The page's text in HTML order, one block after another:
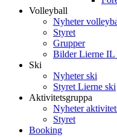
Volleyball
Nyheter
Styret
Grupper
Bilder Lierne IL
Ski
Nyheter ski
Styret Lierne ski
Aktivitetsgruppa
Nyheter
Styret
Booking